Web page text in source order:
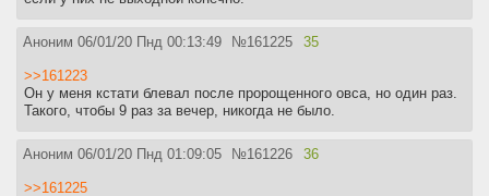
Аноним 06/01/20 Пнд 00:13:49 №161225 35
>>161223
Он у меня кстати блевал после пророщенного овса, но один раз.
Такого, чтобы 9 раз за вечер, никогда не было.
Аноним 06/01/20 Пнд 01:09:05 №161226 36
>>161225